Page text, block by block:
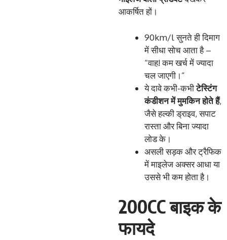
आकर्षित हों।
90km/l सुनते ही दिमाग
में सीधा सोच आता है –
“वाह! कम खर्च में ज्यादा
चल जाएगी।”
ये दावे कभी-कभीटेस्टिंग
कंडीशनमेंमुमकिनहोतेहैं,
जैसे हल्की ड्राइव, सपाट
रास्ता और बिना ज्यादा
लोड के।
असली सड़क और ट्रैफिक
में माइलेज अक्सर आधा या
उससे भी कम होता है।
200CC बाइक के
फायदे